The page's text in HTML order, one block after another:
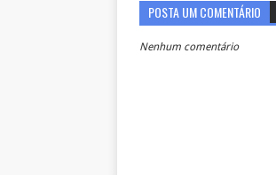
POSTA UM COMENTÁRIO
Nenhum comentário